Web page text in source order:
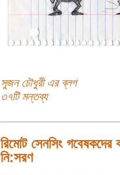
সুজন চৌধুরী এর ব্লগ
৩৭টি মন্তব্য
রিমোট সেনসিং
নি:সরণ